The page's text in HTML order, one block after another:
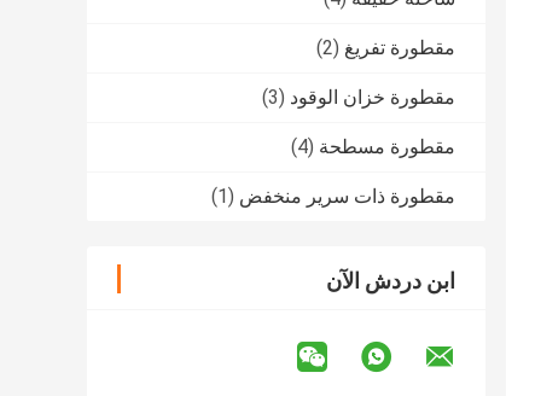
مقطورة تفريغ (2)
مقطورة خزان الوقود (3)
مقطورة مسطحة (4)
مقطورة ذات سرير منخفض (1)
ابن دردش الآن